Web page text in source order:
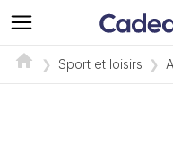
Sport et loisirs